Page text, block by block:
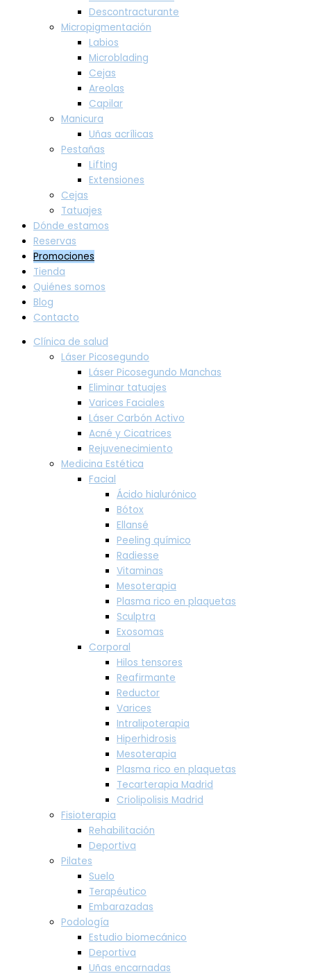
Descontracturante
Micropigmentación
Labios
Microblading
Cejas
Areolas
Capilar
Manicura
Uñas acrílicas
Pestañas
Lifting
Extensiones
Cejas
Tatuajes
Dónde estamos
Reservas
Promociones
Tienda
Quiénes somos
Blog
Contacto
Clínica de salud
Láser Picosegundo
Láser Picosegundo Manchas
Eliminar tatuajes
Varices Faciales
Láser Carbón Activo
Acné y Cicatrices
Rejuvenecimiento
Medicina Estética
Facial
Ácido hialurónico
Bótox
Ellansé
Peeling químico
Radiesse
Vitaminas
Mesoterapia
Plasma rico en plaquetas
Sculptra
Exosomas
Corporal
Hilos tensores
Reafirmante
Reductor
Varices
Intralipoterapia
Hiperhidrosis
Mesoterapia
Plasma rico en plaquetas
Tecarterapia Madrid
Criolipolisis Madrid
Fisioterapia
Rehabilitación
Deportiva
Pilates
Suelo
Terapéutico
Embarazadas
Podología
Estudio biomecánico
Deportiva
Uñas encarnadas